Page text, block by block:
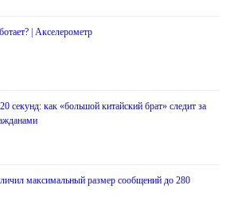
| Акселерометр
секунд: как «большой китайский брат» следит за
максимальный размер сообщений до 280